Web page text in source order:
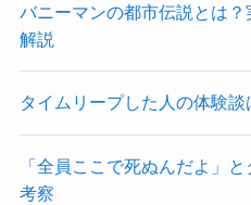
バニーマンの都市伝説とは
解説
タイムリープした人の体験
「全員ここで死ぬんだよ」
考察